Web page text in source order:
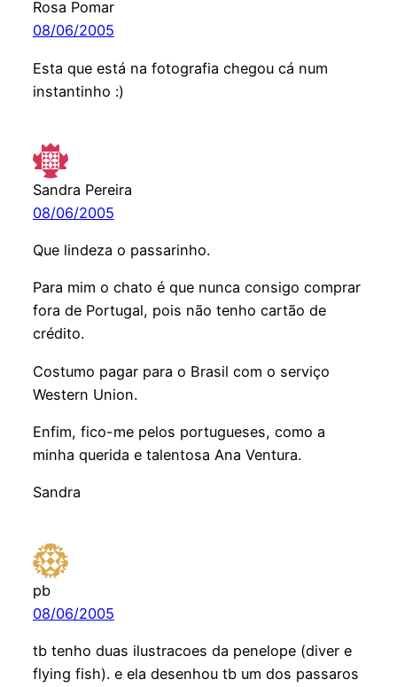
Rosa Pomar
08/06/2005
Esta que está na fotografia chegou cá num
instantinho :)
Sandra Pereira
08/06/2005
Que lindeza o passarinho.
Para mim o chato é que nunca consigo comprar
fora de Portugal, pois não tenho cartão de
crédito.
Costumo pagar para o Brasil com o serviço
Western Union.
Enfim, fico-me pelos portugueses, como a
minha querida e talentosa Ana Ventura.
Sandra
pb
08/06/2005
tb tenho duas ilustracoes da penelope (diver e
flying fish). e ela desenhou tb um dos passaros